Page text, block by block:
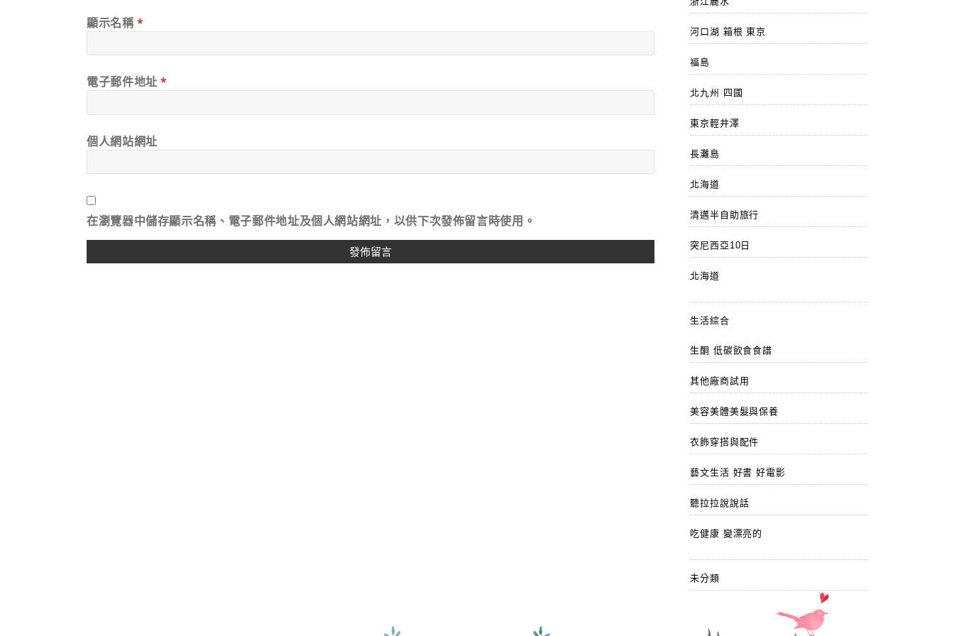
顯示名稱*
電子郵件地址*
個人網站網址
在瀏覽器中儲存顯示名稱、電子郵件地址及個人網站網址，以供下次發佈留言時使用。
河口湖 箱根 東京
福島
北九州 四國
東京輕井澤
長灘島
北海道
清邁半自助旅行
突尼西亞10日
北海道
生活綜合
生酮 低碳飲食食譜
其他廠商試用
美容美體美髮與保養
衣飾穿搭與配件
藝文生活 好書 好電影
聽拉拉說說話
吃健康 變漂亮的
未分類